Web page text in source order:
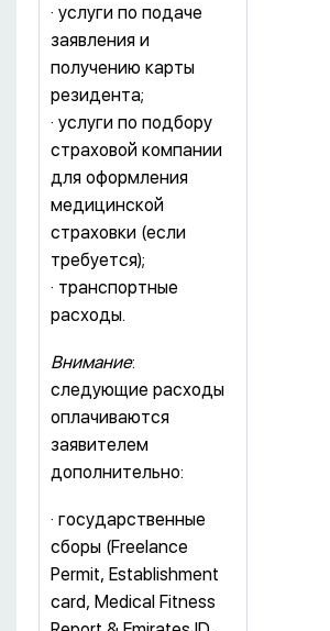
· услуги по подаче
заявления и
получению карты
резидента;
· услуги по подбору
страховой компании
для оформления
медицинской
страховки (если
требуется);
· транспортные
расходы.
Внимание:
следующие расходы
оплачиваются
заявителем
дополнительно:
· государственные
сборы (Freelance
Permit, Establishment
card, Medical Fitness